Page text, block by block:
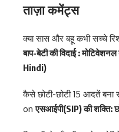
ताज़ा कमेंट्स
क्या सास और बहू कभी सच्चे
बाप-बेटी की विदाई :
Hindi)
कैसे छोटी-छोटी 15 आदतें बना
onएसआईपी(SIP) की शक्ति: